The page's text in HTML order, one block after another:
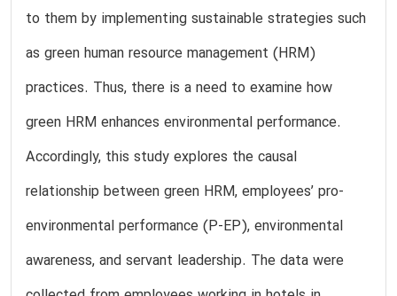
to them by implementing sustainable strategies such
as green human resource management (HRM)
practices. Thus, there is a need to examine how
green HRM enhances environmental performance.
Accordingly, this study explores the causal
relationship between green HRM, employees’ pro-
environmental performance (P-EP), environmental
awareness, and servant leadership. The data were